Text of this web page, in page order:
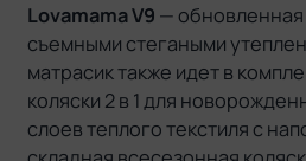
Lovamama V9 — обновленная
съемными стегаными
матрасик также идет в
коляски 2 в 1 для
слоев теплого текстиля с